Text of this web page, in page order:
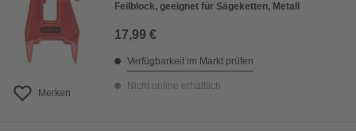
Merken
Feilblock, geeignet für Sägeketten, Metall
17,99 €
Verfügbarkeit im Markt prüfen
Nicht online erhältlich